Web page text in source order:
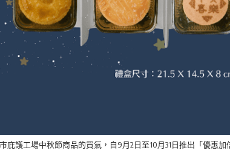
庇護工場中秋節商品的買氣，自9月2日至10月31日推出「優惠加